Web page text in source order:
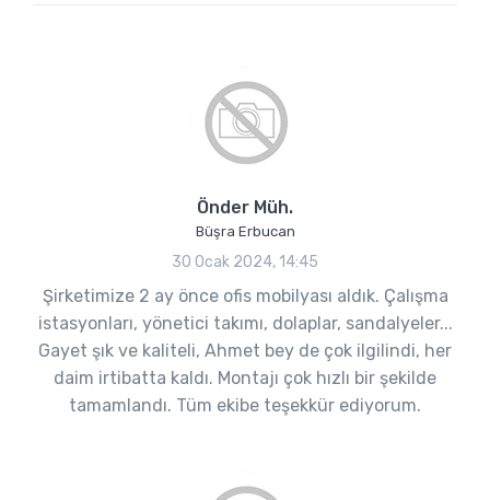
Önder Müh.
Büşra Erbucan
30 Ocak 2024, 14:45
Şirketimize 2 ay önce ofis mobilyası aldık. Çalışma
istasyonları, yönetici takımı, dolaplar, sandalyeler...
Gayet şık ve kaliteli, Ahmet bey de çok ilgilindi, her
daim irtibatta kaldı. Montajı çok hızlı bir şekilde
tamamlandı. Tüm ekibe teşekkür ediyorum.